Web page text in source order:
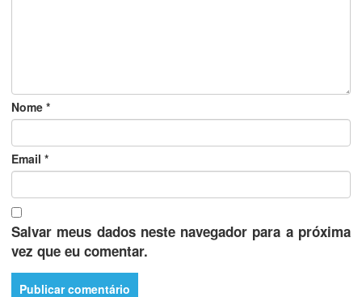
Nome *
Email *
Salvar meus dados neste navegador para a próxima
vez que eu comentar.